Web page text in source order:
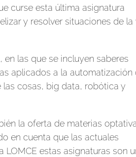
curse esta última asignatura
y resolver situaciones de la
las que se incluyen saberes
aplicados a la automatización
cosas, big data, robótica y
la oferta de materias
en cuenta que las actuales
estas asignaturas son